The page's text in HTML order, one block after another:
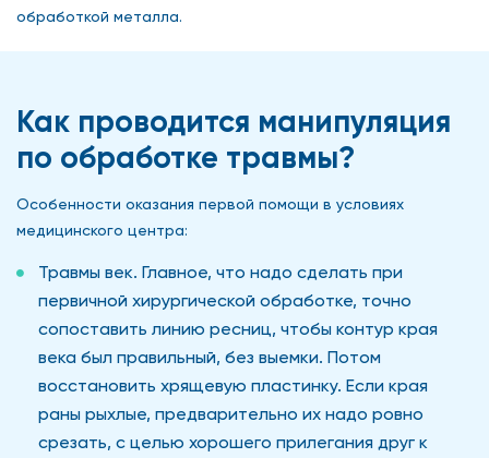
обработкой металла.
Как проводится манипуляция
по обработке травмы?
Особенности оказания первой помощи в условиях
медицинского центра:
Травмы век. Главное, что надо сделать при
первичной хирургической обработке, точно
сопоставить линию ресниц, чтобы контур края
века был правильный, без выемки. Потом
восстановить хрящевую пластинку. Если края
раны рыхлые, предварительно их надо ровно
срезать, с целью хорошего прилегания друг к